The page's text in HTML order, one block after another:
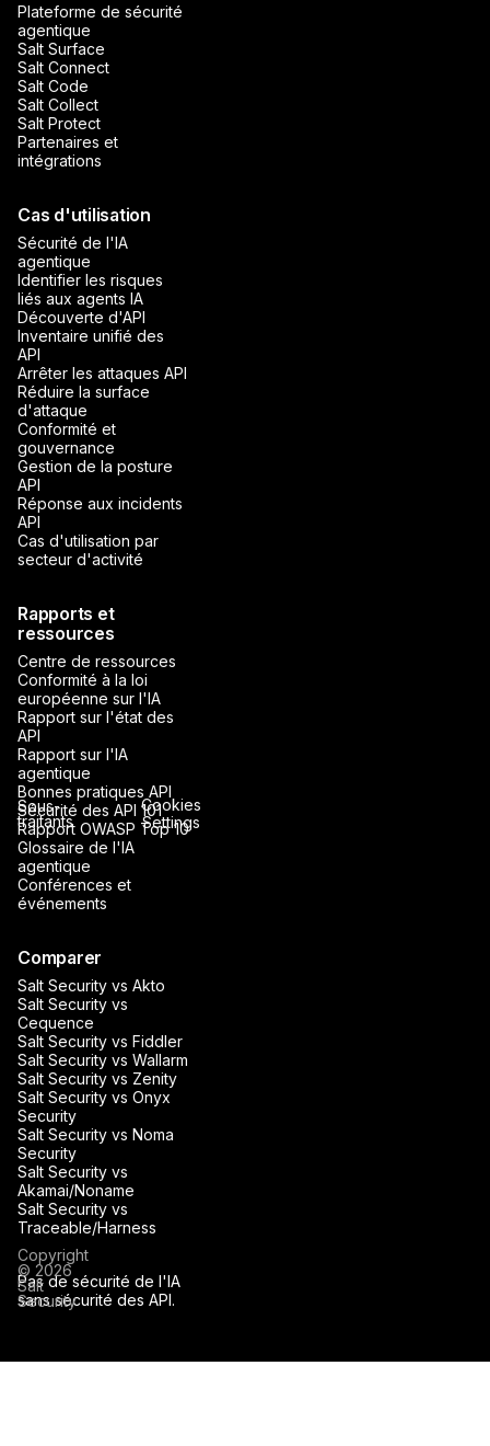
Plateforme de sécurité
agentique
Salt Surface
Salt Connect
Salt Code
Salt Collect
Salt Protect
Partenaires et
intégrations
Cas d'utilisation
Sécurité de l'IA
agentique
Identifier les risques
liés aux agents IA
Découverte d'API
Inventaire unifié des
API
Arrêter les attaques API
Réduire la surface
d'attaque
Conformité et
gouvernance
Gestion de la posture
API
Réponse aux incidents
API
Cas d'utilisation par
secteur d'activité
Rapports et
ressources
Centre de ressources
Conformité à la loi
européenne sur l'IA
Rapport sur l'état des
API
Rapport sur l'IA
agentique
Bonnes pratiques API
Sécurité des API 101
Rapport OWASP Top 10
Glossaire de l'IA
agentique
Conférences et
événements
Pas de sécurité de l'IA
sans sécurité des API.
Comparer
Salt Security vs Akto
Salt Security vs
Cequence
Salt Security vs Fiddler
Salt Security vs Wallarm
Salt Security vs Zenity
Salt Security vs Onyx
Security
Salt Security vs Noma
Security
Salt Security vs
Akamai/Noname
Salt Security vs
Traceable/Harness
Sous-
traitants
Cookies
Settings
Copyright
© 2026
Salt
Security